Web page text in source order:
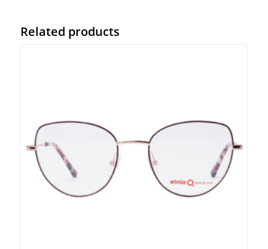
Related products